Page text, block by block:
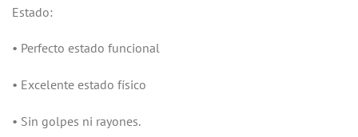
Estado:
• Perfecto estado funcional
• Excelente estado físico
• Sin golpes ni rayones.